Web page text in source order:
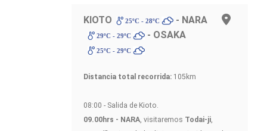
KIOTO 25ºC - 28ºC - NARA
29ºC - 29ºC - OSAKA
25ºC - 29ºC
Distancia total recorrida: 105km
08:00 - Salida de Kioto.
09.00hrs - NARA, visitaremos Todai-ji,